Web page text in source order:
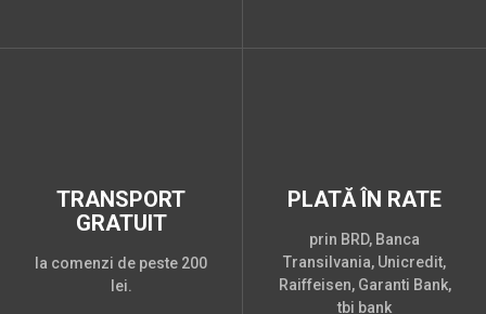
TRANSPORT
GRATUIT
la comenzi de peste 200
lei.
PLATĂ ÎN RATE
prin BRD, Banca
Transilvania, Unicredit,
Raiffeisen, Garanti Bank,
tbi bank